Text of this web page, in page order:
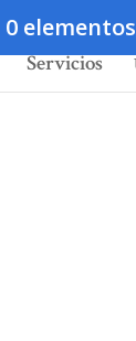
0 elementos
Servicios